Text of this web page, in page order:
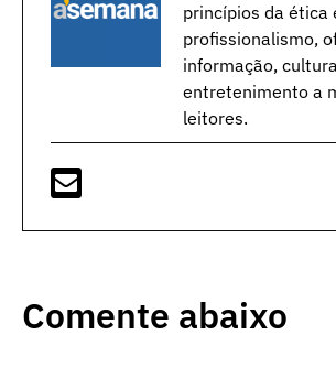
princípios da ética
profissionalismo,
informação,
entretenimento a
leitores.
Comente abaixo